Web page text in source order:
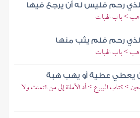
رحم فليس له أن يرجع فيها
> باب الهبات
رحم فلم يثب منها
> باب الهبات
يعطي عطية أو يهب هبة
> كتاب البيوع > أد الأمانة إلى من ائتمنك ولا